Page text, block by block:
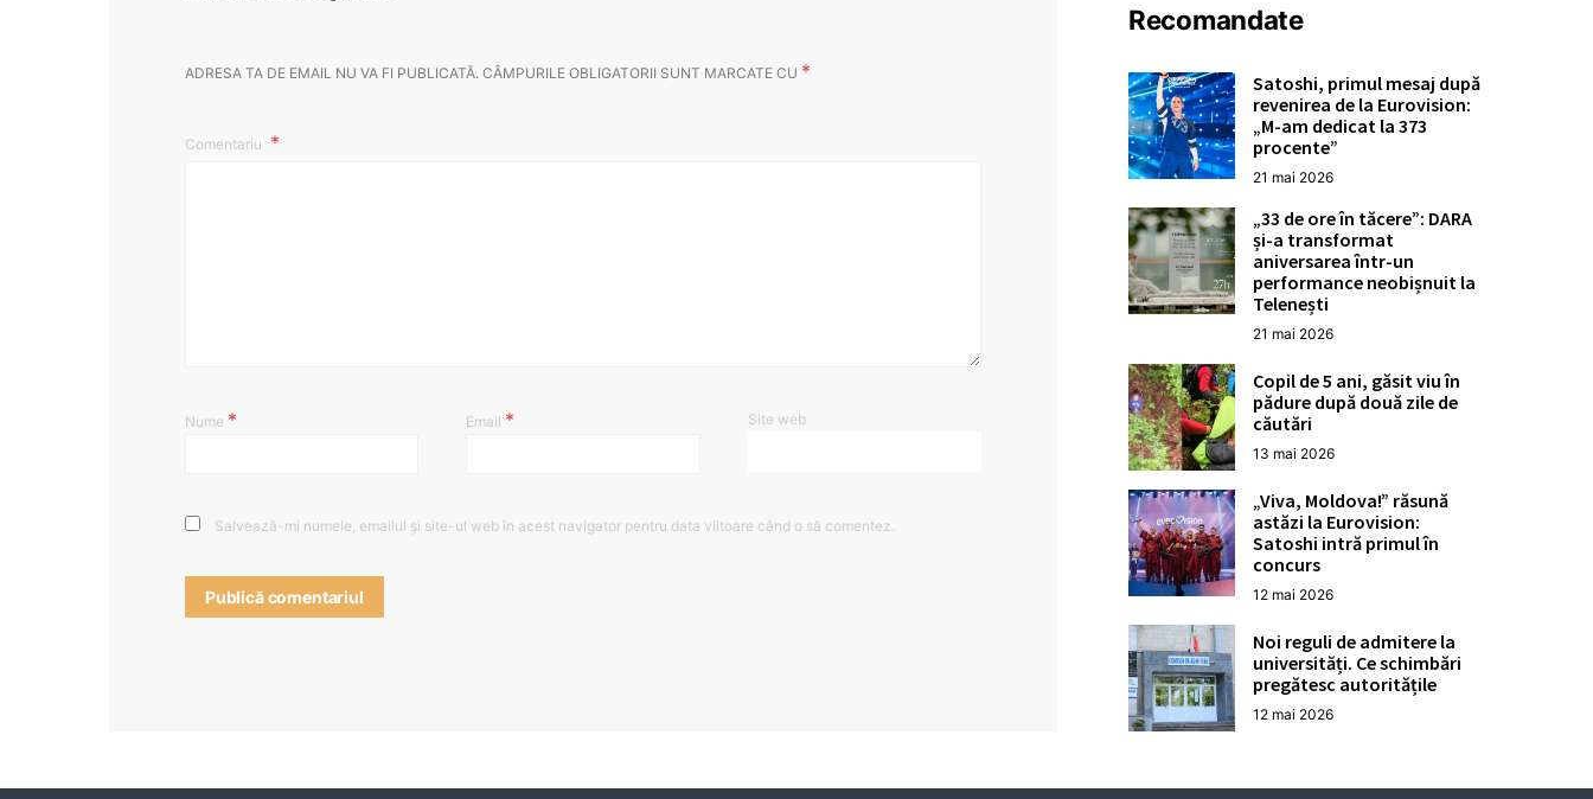
ADRESA TA DE EMAIL NU VA FI PUBLICATĂ. CÂMPURILE OBLIGATORII SUNT MARCATE CU *
Comentariu
Nume * Email * Site web
Salvează-mi numele, emailul și site-ul web în acest navigator pentru data viitoare când o să comentez.
Recomandate
Satoshi, primul mesaj după
revenirea de la Eurovision:
„M-am dedicat la 373
procente”
21 mai 2026
„33 de ore în tăcere”: DARA
și-a transformat
aniversarea într-un
performance neobișnuit la
Telenești
21 mai 2026
Copil de 5 ani, găsit viu în
pădure după două zile de
căutări
13 mai 2026
„Viva, Moldova!” răsună
astăzi la Eurovision:
Satoshi intră primul în
concurs
12 mai 2026
Noi reguli de admitere la
universități. Ce schimbări
pregătesc autoritățile
12 mai 2026